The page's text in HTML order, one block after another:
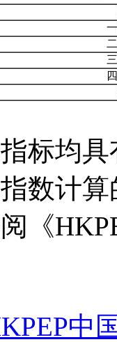
标均
数计
《